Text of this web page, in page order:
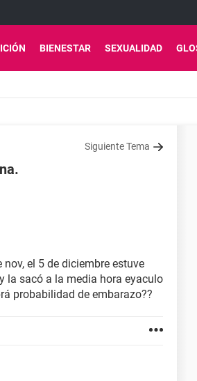
BIENESTAR SEXUALIDAD
Siguiente Tema
el 5 de diciembre estuve
la sacó a la media hora eyaculo
probabilidad de embarazo??